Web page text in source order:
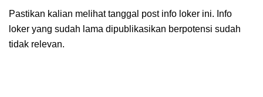
Pastikan kalian melihat tanggal post info loker ini. Info
loker yang sudah lama dipublikasikan berpotensi sudah
tidak relevan.